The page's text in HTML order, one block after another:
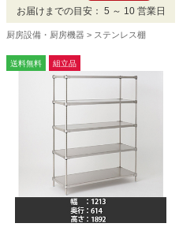
お届けまでの目安： 5 ～ 10 営業日
厨房設備・厨房機器 ステンレス棚
送料無料 組立品